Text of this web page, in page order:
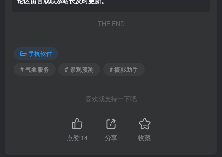
THE END
手机软件
# 气象服务
# 景观预测 # 摄影助手
喜欢就支持一下吧
点赞14 分享 收藏